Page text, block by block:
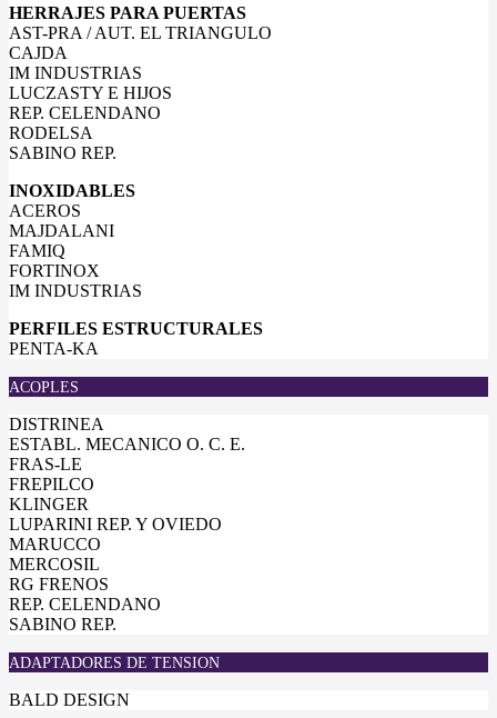
HERRAJES PARA PUERTAS
AST-PRA / AUT. EL TRIANGULO
CAJDA
IM INDUSTRIAS
LUCZASTY E HIJOS
REP. CELENDANO
RODELSA
SABINO REP.
INOXIDABLES
ACEROS
MAJDALANI
FAMIQ
FORTINOX
IM INDUSTRIAS
PERFILES ESTRUCTURALES
PENTA-KA
ACOPLES
DISTRINEA
ESTABL. MECANICO O. C. E.
FRAS-LE
FREPILCO
KLINGER
LUPARINI REP. Y OVIEDO
MARUCCO
MERCOSIL
RG FRENOS
REP. CELENDANO
SABINO REP.
ADAPTADORES DE TENSION
BALD DESIGN